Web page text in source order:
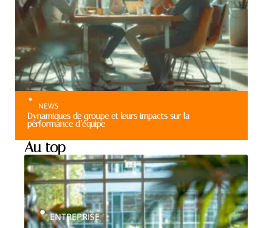
NEWS
Dynamiques de groupe et leurs impacts sur la
performance d’équipe
Au top
ENTREPRISE